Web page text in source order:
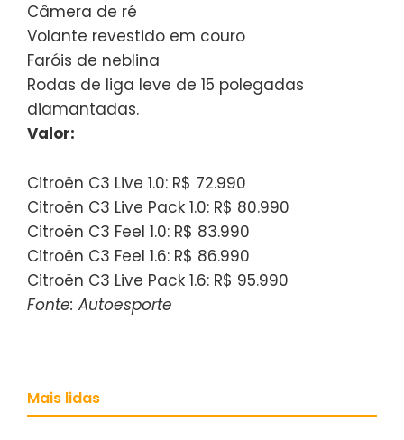
Câmera de ré
Volante revestido em couro
Faróis de neblina
Rodas de liga leve de 15 polegadas
diamantadas.
Valor:
Citroën C3 Live 1.0: R$ 72.990
Citroën C3 Live Pack 1.0: R$ 80.990
Citroën C3 Feel 1.0: R$ 83.990
Citroën C3 Feel 1.6: R$ 86.990
Citroën C3 Live Pack 1.6: R$ 95.990
Fonte: Autoesporte
Mais lidas